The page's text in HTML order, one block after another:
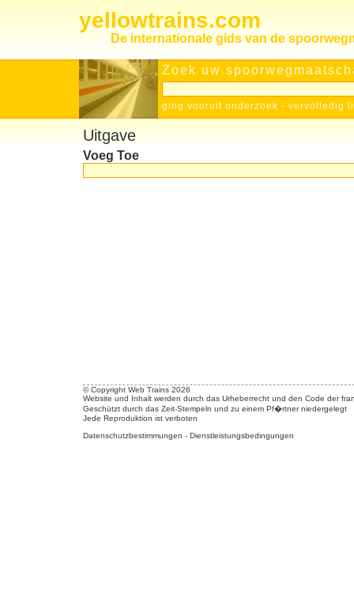
yellowtrains.com
De internationale gids van de
Zoek uw
ging vooruit onderzoek - vervolledig
Uitgave
Voeg Toe
© Copyright Web Trains 2026
Website und Inhalt werden durch das Urheberrecht und den Code der
Geschützt durch das Zeit-Stempeln und zu einem Pf�rtner niedergelegt
Jede Reproduktion ist verboten
Datenschutzbestimmungen - Dienstleistungsbedingungen